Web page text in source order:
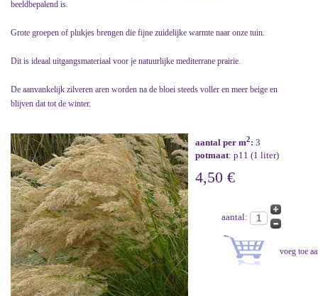
beeldbepalend is.
Grote groepen of plukjes brengen die fijne zuidelijke warmte naar onze tuin.
Dit is ideaal uitgangsmateriaal voor je natuurlijke mediterrane prairie.
De aanvankelijk zilveren aren worden na de bloei steeds voller en meer beige en
blijven dat tot de winter.
aantal per m2: 3
potmaat: p11 (1 liter)
4,50 €
aantal: